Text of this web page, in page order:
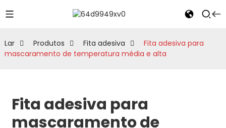
Lar Produtos Fita adesiva
Fita adesiva para
mascaramento de temperatura média e alta
Fita adesiva para
mascaramento de